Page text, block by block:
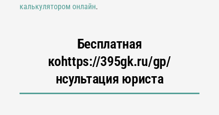
калькулятором онлайн.
Бесплатная
коhttps://395gk.ru/gp/
нсультация юриста